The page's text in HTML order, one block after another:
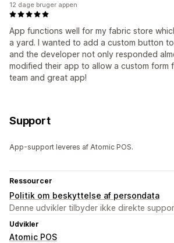
App functions well for my fabric store
a yard. I wanted to add a custom button
and the developer not only responded
modified their app to allow a custom form
team and great app!
12 dage bruger appen
Support
App-support leveres af Atomic POS.
Ressourcer
Politik om beskyttelse af persondata
Denne udvikler tilbyder ikke direkte
Udvikler
Atomic POS